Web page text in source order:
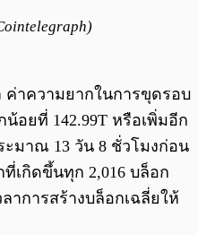
ค่าความยากในการขุดรอบ
อยที่ 142.99T หรือเพิ่มอีก
ะมาณ 13 วัน 8 ชั่วโมงก่อน
เกิดขึ้นทุก 2,016 บล็อก
าการสร้างบล็อกเฉลี่ยให้